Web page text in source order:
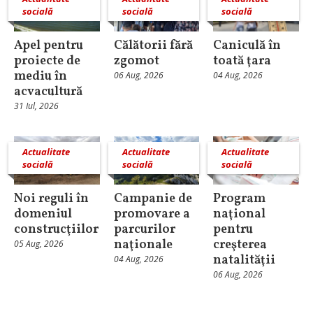
socială
Apel pentru
proiecte de
mediu în
acvacultură
31 Iul, 2026
socială
Călătorii fără
zgomot
06 Aug, 2026
socială
Caniculă în
toată ţara
04 Aug, 2026
Actualitate
socială
Noi reguli în
domeniul
construcţiilor
05 Aug, 2026
Actualitate
socială
Campanie de
promovare a
parcurilor
naţionale
04 Aug, 2026
Actualitate
socială
Program
naţional
pentru
creşterea
natalităţii
06 Aug, 2026